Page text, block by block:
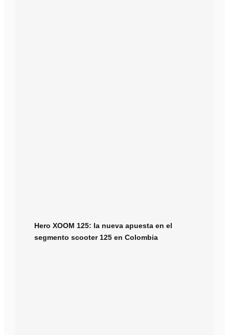
Hero XOOM 125: la nueva apuesta en el
segmento scooter 125 en Colombia